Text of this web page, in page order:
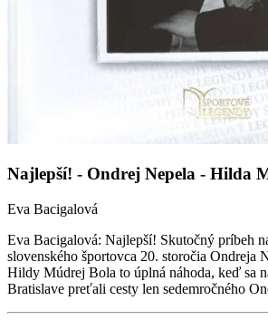
Najlepší! - Ondrej Nepela - Hilda
Eva Bacigalová
Eva Bacigalová: Najlepší! Skutočný príbeh
slovenského športovca 20. storočia Ondreja
Hildy Múdrej Bola to úplná náhoda, keď sa
Bratislave preťali cesty len sedemročného